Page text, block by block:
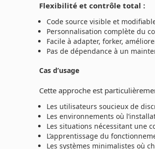
Flexibilité et contrôle total :
Code source visible et
Personnalisation complète du
Facile à adapter, forker,
Pas de dépendance à un
Cas d’usage
Cette approche est
Les utilisateurs soucieux de
Les environnements où
Les situations nécessitant une
L’apprentissage du
Les systèmes minimalistes où